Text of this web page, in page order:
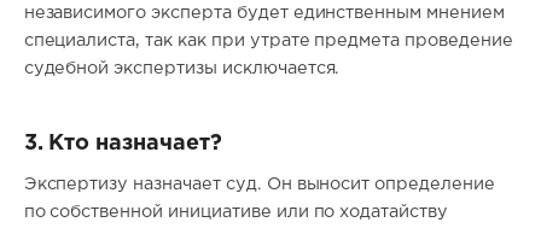
независимого эксперта будет единственным мнением
специалиста, так как при утрате предмета проведение
судебной экспертизы исключается.
3. Кто назначает?
Экспертизу назначает суд. Он выносит определение
по собственной инициативе или по ходатайству